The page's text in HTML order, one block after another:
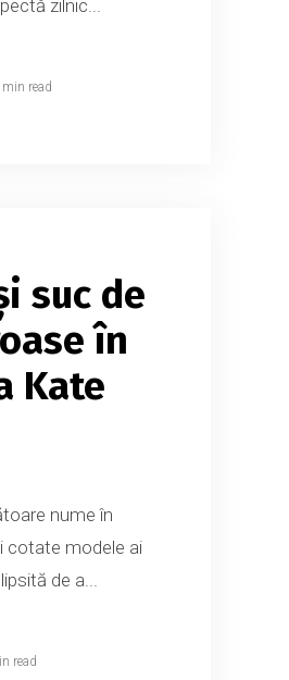
zilnic...
min read
suc de
în
Kate
nume în
cotate modele ai
de a...
read